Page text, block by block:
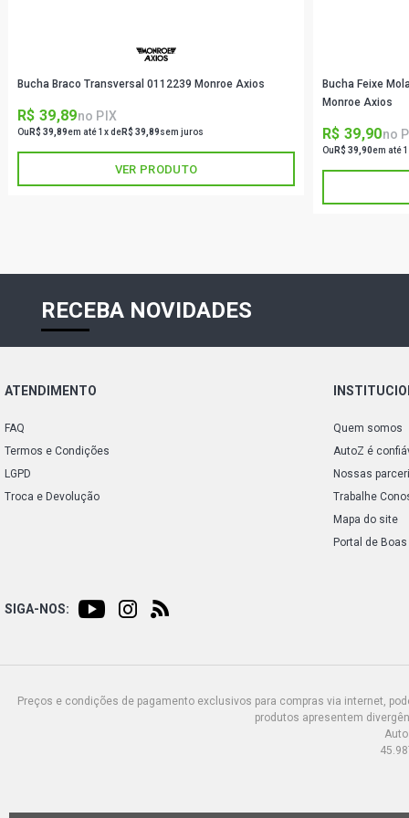
Bucha Braco Transversal 0112239 Monroe Axios
R$ 39,89no PIX
Ou R$ 39,89em até 1x deR$ 39,89sem juros
VER PRODUTO
Bucha Feixe
Monroe Axios
R$ 39,90no
Ou R$ 39,90em até
RECEBA NOVIDADES
ATENDIMENTO
FAQ
Termos e Condições
LGPD
Troca e Devolução
Quem somos
AutoZ é
Nossas
Trabalhe
Mapa do site
Portal de
SIGA-NOS:
Preços e condições de pagamento exclusivos para compras via internet,
produtos apresentem